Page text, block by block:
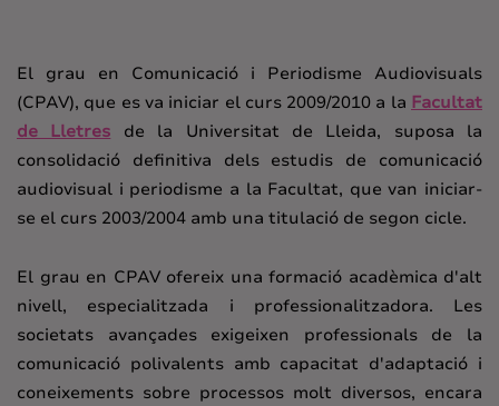
El grau en Comunicació i Periodisme Audiovisuals
(CPAV), que es va iniciar el curs 2009/2010 a la Facultat
de Lletres de la Universitat de Lleida, suposa la
consolidació definitiva dels estudis de comunicació
audiovisual i periodisme a la Facultat, que van iniciar-
se el curs 2003/2004 amb una titulació de segon cicle.
El grau en CPAV ofereix una formació acadèmica d'alt
nivell, especialitzada i professionalitzadora. Les
societats avançades exigeixen professionals de la
comunicació polivalents amb capacitat d'adaptació i
coneixements sobre processos molt diversos, encara